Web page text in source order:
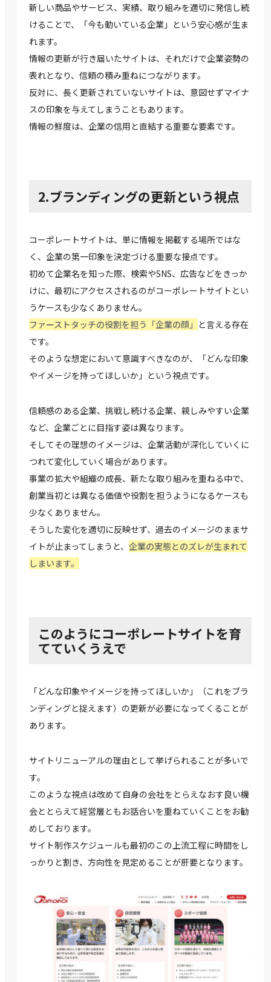
新しい商品やサービス、実績、取り組みを適切に発信し続
けることで、「今も動いている企業」という安心感が生ま
れます。
情報の更新が行き届いたサイトは、それだけで企業姿勢の
表れとなり、信頼の積み重ねにつながります。
反対に、長く更新されていないサイトは、意図せずマイナ
スの印象を与えてしまうこともあります。
情報の鮮度は、企業の信用と直結する重要な要素です。
2.ブランディングの更新という視点
コーポレートサイトは、単に情報を掲載する場所ではな
く、企業の第一印象を決定づける重要な接点です。
初めて企業名を知った際、検索やSNS、広告などをきっか
けに、最初にアクセスされるのがコーポレートサイトとい
うケースも少なくありません。
ファーストタッチの役割を担う「企業の顔」 と言える存在
です。
そのような想定において意識すべきなのが、「どんな印象
やイメージを持ってほしいか」という視点です。
信頼感のある企業、挑戦し続ける企業、親しみやすい企業
など、企業ごとに目指す姿は異なります。
そしてその理想のイメージは、企業活動が深化していくに
つれて変化していく場合があります。
事業の拡大や組織の成長、新たな取り組みを重ねる中で、
創業当初とは異なる価値や役割を担うようになるケースも
少なくありません。
そうした変化を適切に反映せず、過去のイメージのままサ
イトが止まってしまうと、 企業の実態とのズレが生まれて
しまいます。
このようにコーポレートサイトを育
てていくうえで
「どんな印象やイメージを持ってほしいか」（これをブラ
ンディングと捉えます）の更新が必要になってくることが
あります。
サイトリニューアルの理由として挙げられることが多いで
す。
このような視点は改めて自身の会社をとらえなおす良い機
会ととらえて経営層ともお話合いを重ねていくことをお勧
めしております。
サイト制作スケジュールも最初のこの上流工程に時間をし
っかりと割き、方向性を見定めることが肝要となります。